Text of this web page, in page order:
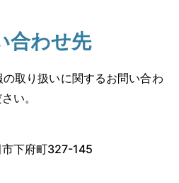
合わせ先
取り扱いに関するお問い合わ
い。
下府町327-145